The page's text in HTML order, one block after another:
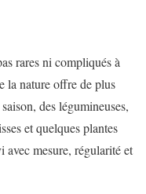
rares ni compliqués à
la nature offre de plus
des légumineuses,
et quelques plantes
avec mesure, régularité et